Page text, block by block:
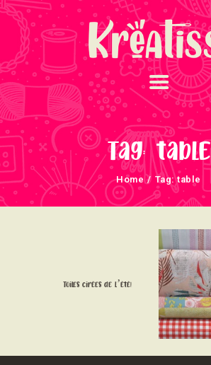
Tag: table
Home Tag: table
ACCUEIL
NOS UNIVERS
ARRIVAGES
ATELIERS ET
ÉVÈNEMENTS
INFOS ÉVÈNEMENTS
NEWSLETTERS
TUTORIELS
NOUS SOUTENONS
Toiles cirées de l’été!